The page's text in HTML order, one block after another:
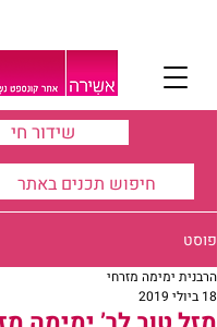
שידור חי
פוסט
הרבנית ימימה מזרחי
18 ביולי 2019